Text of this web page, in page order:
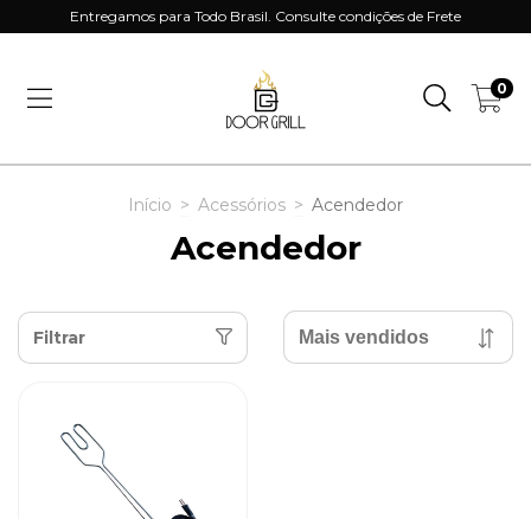
Entregamos para Todo Brasil. Consulte condições de Frete
0
Início > Acessórios > Acendedor
Acendedor
Filtrar